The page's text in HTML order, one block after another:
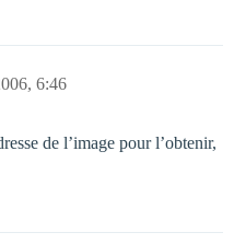
6:46
de l’image pour l’obtenir,